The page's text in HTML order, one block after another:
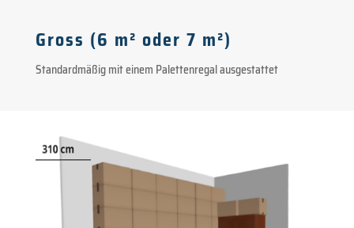
Gross (6 m² oder 7 m²)
Standardmäßig mit einem Palettenregal ausgestattet